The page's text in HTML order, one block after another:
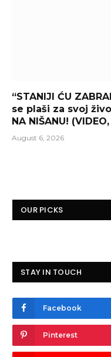
“STANIJI ĆU
se plaši za svoj
NA NIŠANU!
August 6, 2026
OUR PICKS
STAY IN TOUCH
Facebook
Pinterest